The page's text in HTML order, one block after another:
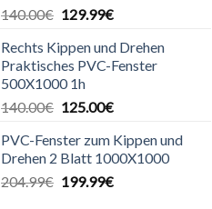
140.00€ Ursprünglicher
war:
140.00€
129.99€Aktueller
ist:
129.99€.
Rechts Kippen und Drehen
Praktisches PVC-Fenster
500X1000 1h
140.00€ Ursprünglicher
war:
140.00€
125.00€Aktueller
ist:
125.00€.
PVC-Fenster zum Kippen und
Drehen 2 Blatt 1000X1000
204.99€ Ursprünglicher
199.99€Aktueller